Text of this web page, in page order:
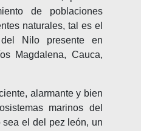
de poblaciones
naturales, tal es el
Nilo presente en
Magdalena, Cauca,
alarmante y bien
marinos del
el del pez león, un